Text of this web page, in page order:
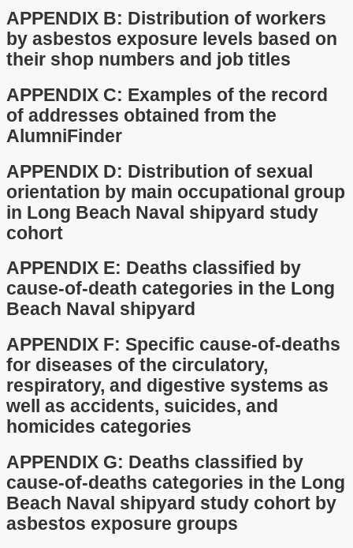
APPENDIX B: Distribution of workers
by asbestos exposure levels based on
their shop numbers and job titles
APPENDIX C: Examples of the record
of addresses obtained from the
AlumniFinder
APPENDIX D: Distribution of sexual
orientation by main occupational group
in Long Beach Naval shipyard study
cohort
APPENDIX E: Deaths classified by
cause-of-death categories in the Long
Beach Naval shipyard
APPENDIX F: Specific cause-of-deaths
for diseases of the circulatory,
respiratory, and digestive systems as
well as accidents, suicides, and
homicides categories
APPENDIX G: Deaths classified by
cause-of-deaths categories in the Long
Beach Naval shipyard study cohort by
asbestos exposure groups